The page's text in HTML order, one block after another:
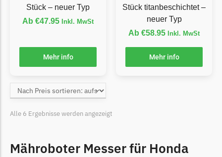
Grouw
Begrenzungsdraht
Güde
Begrenzungsdraht
Honda
Begrenzungsdraht
Stück – neuer Typ
Ab €47.95 Inkl. MwSt
Mehr info
Stück titanbeschichtet –
neuer Typ
Ab €58.95 Inkl. MwSt
Mehr info
Alle 6 Ergebnisse werden angezeigt
Mähroboter Messer für Honda